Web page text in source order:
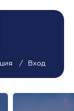
Вход